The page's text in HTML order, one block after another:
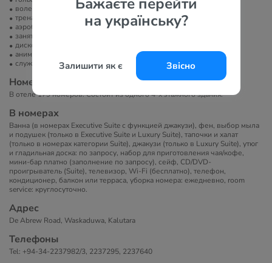
на українську?
Залишити як є Звісно
волейбол
тренажерный зал
аэробика
занятия йогой
диско-клуб
анимация
служба организации торжеств
Номера
В отеле 179 номеров. Состоит из одного 4-х этажного здания.
В номерах
Ванна (в номерах Executive Suite с функцией джакузи), фен, выбор мыла
и подушек (только в Executive Suite и Luxury Suite), тапочки и халат
(только в номерах категории Suite), джакузи (только в Luxury Suite), утюг
и гладильная доска: по запросу, набор для приготовления чая/кофе,
мини-бар платно (заполнение по запросу), сейф, CD/DVD-
проигрыватель (Suite), телевизор, Wi-Fi (бесплатно), телефон,
кондиционер, балкон или терраса, уборка номера: ежедневно, room
service: круглосуточно.
Адрес
De Abrew Road, Waskaduwa, Kalutara
Телефоны
Tel: +94-34-2237982/3, 2237295, 2237640